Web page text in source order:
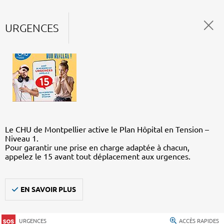
URGENCES
Le CHU de Montpellier active le Plan Hôpital en Tension –
Niveau 1.
Pour garantir une prise en charge adaptée à chacun,
appelez le 15 avant tout déplacement aux urgences.
EN SAVOIR PLUS
URGENCES ACCÈS RAPIDES